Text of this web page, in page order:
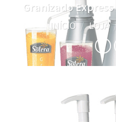
Granizado
INÍCIO / LOJA